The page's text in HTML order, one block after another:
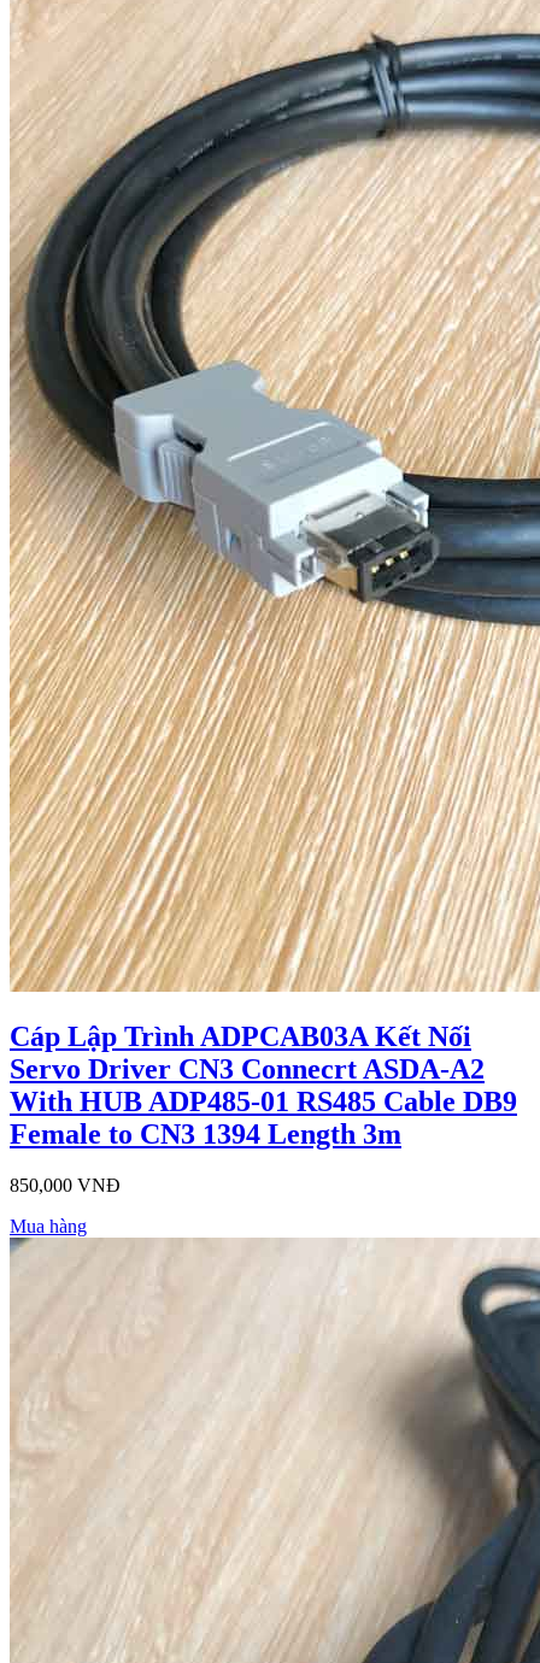
Cáp Lập Trình ADPCAB03A Kết Nối
Servo Driver CN3 Connecrt ASDA-A2
With HUB ADP485-01 RS485 Cable DB9
Female to CN3 1394 Length 3m
850,000 VNĐ
Mua hàng